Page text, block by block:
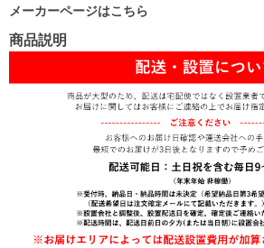
メーカーページはこちら
商品説明